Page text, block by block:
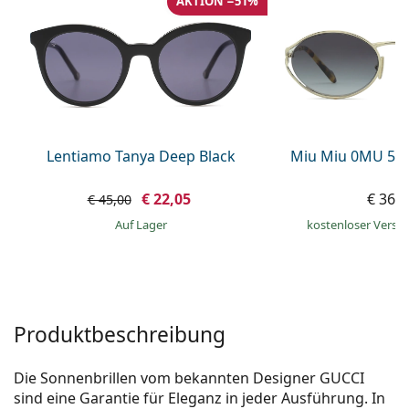
Prada
Alle Marken
Lentiamo Tanya Deep Black
€ 45,00 € 22,05
auf Lager
Miu Miu 0MU
€
kostenloser
Produktbeschreibung
Die Sonnenbrillen vom bekannten Designer GUCCI
sind eine Garantie für Eleganz in jeder Ausführung. In